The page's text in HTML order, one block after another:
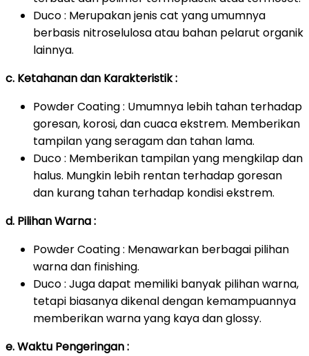
Duco : Merupakan jenis cat yang umumnya
berbasis nitroselulosa atau bahan pelarut organik
lainnya.
c. Ketahanan dan Karakteristik :
Powder Coating : Umumnya lebih tahan terhadap
goresan, korosi, dan cuaca ekstrem. Memberikan
tampilan yang seragam dan tahan lama.
Duco : Memberikan tampilan yang mengkilap dan
halus. Mungkin lebih rentan terhadap goresan
dan kurang tahan terhadap kondisi ekstrem.
d. Pilihan Warna :
Powder Coating : Menawarkan berbagai pilihan
warna dan finishing.
Duco : Juga dapat memiliki banyak pilihan warna,
tetapi biasanya dikenal dengan kemampuannya
memberikan warna yang kaya dan glossy.
e. Waktu Pengeringan :